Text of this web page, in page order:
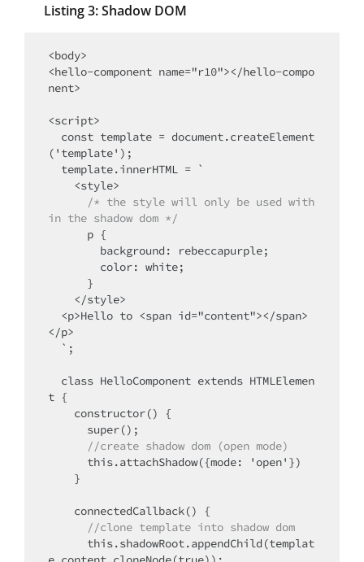
Listing 3: Shadow DOM
<body>
<hello-component name="r10"></hello-compo
nent>
<script>
('template');
/* the style will only be used with
in the shadow dom */
</p>
t {
//create shadow dom (open mode)
      //clone template into shadow dom